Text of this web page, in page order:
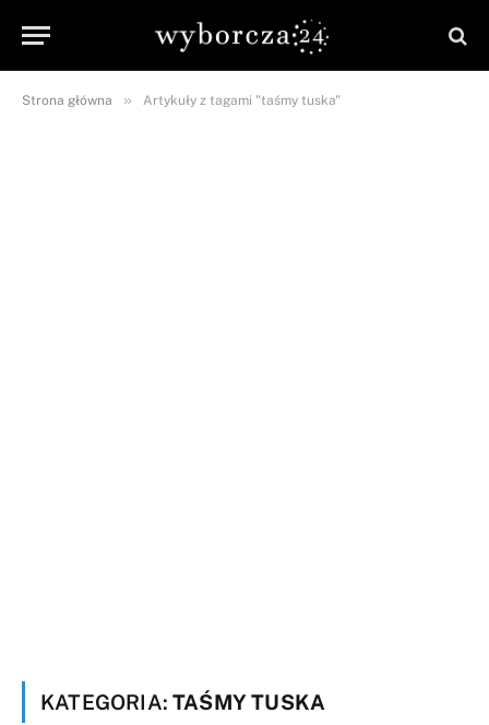
Strona główna » Artykuły z tagami "taśmy tuska"
KATEGORIA:TAŚMY TUSKA